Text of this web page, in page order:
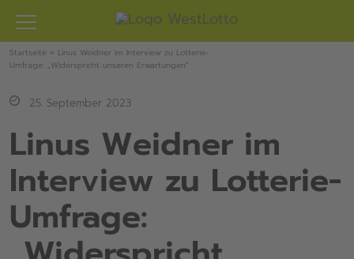
Zum
Inhalt
springen
Startseite » Linus Weidner im Interview zu Lotterie-
Umfrage: „Widerspricht unseren Erwartungen“
25. September 2023
Linus Weidner im
Interview zu Lotterie-
Umfrage: